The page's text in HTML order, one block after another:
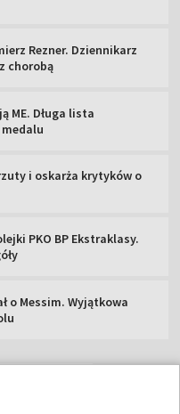
Rezner. Dziennikarz
chorobą
ME. Długa lista
i oskarża krytyków o
PKO BP Ekstraklasy.
o Messim. Wyjątkowa